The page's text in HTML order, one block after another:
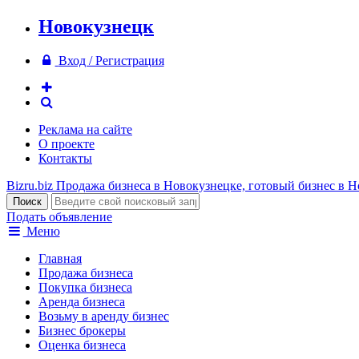
Новокузнецк
Вход / Регистрация
Реклама на сайте
О проекте
Контакты
Bizru.biz Продажа бизнеса в Новокузнецке, готовый бизнес в
Подать объявление
Меню
Главная
Продажа бизнеса
Покупка бизнеса
Аренда бизнеса
Возьму в аренду бизнес
Бизнес брокеры
Оценка бизнеса